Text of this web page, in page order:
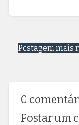
Postagem mais
0
Postar um